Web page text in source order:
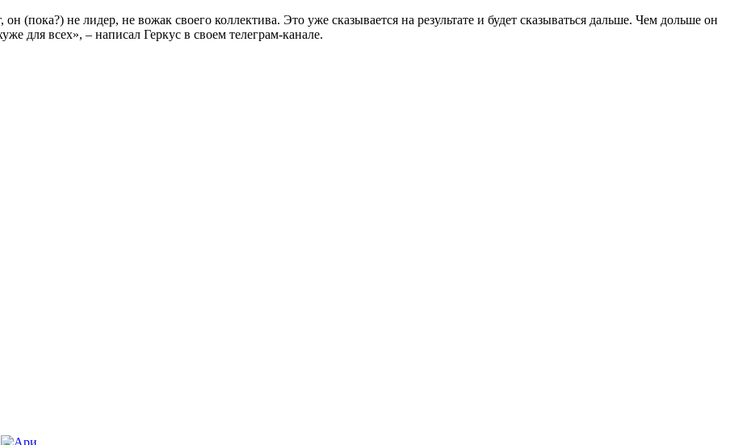
он (пока?) не лидер, не вожак своего коллектива. Это уже сказывается на результате и будет сказываться дальше. Чем дольше он
для всех», – написал Геркус в своем телеграм-канале.